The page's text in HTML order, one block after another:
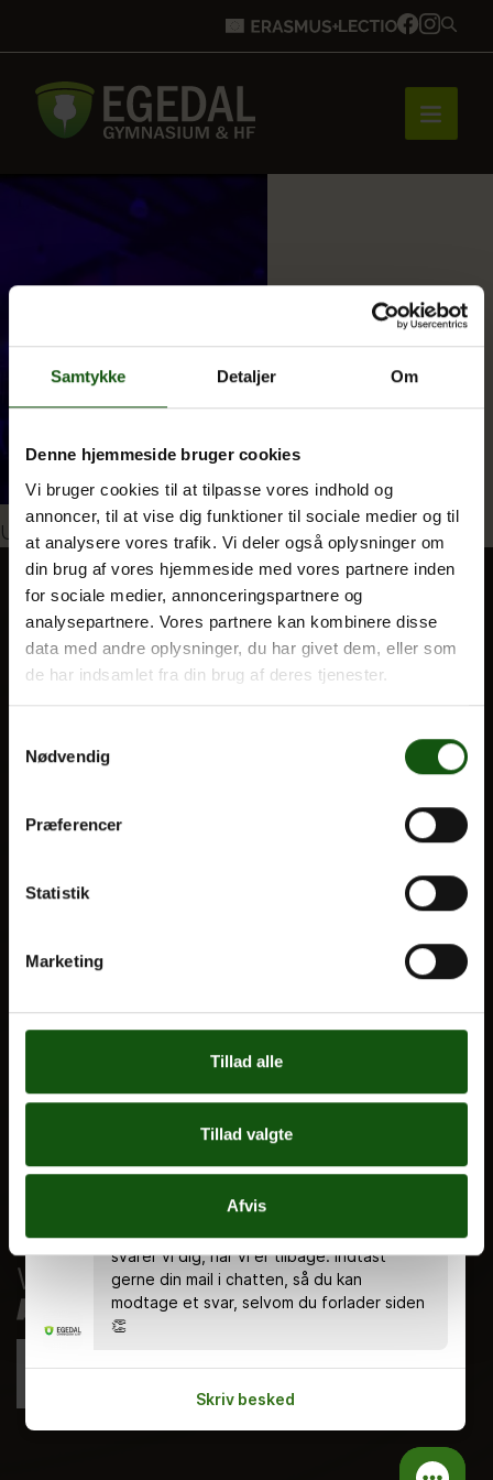
Samtykke Detaljer Om
Denne hjemmeside bruger cookies
Vi bruger cookies til at tilpasse vores indhold og
annoncer, til at vise dig funktioner til sociale medier og til
at analysere vores trafik. Vi deler også oplysninger om
din brug af vores hjemmeside med vores partnere inden
for sociale medier, annonceringspartnere og
analysepartnere. Vores partnere kan kombinere disse
data med andre oplysninger, du har givet dem, eller som
de har indsamlet fra din brug af deres tjenester.
Nødvendig
Præferencer
Statistik
Marketing
Tillad alle
Tillad valgte
Afvis
Forside
Vores uddannelser
Om E.G.
Indlægsnavigation
Udgivet i Super stemning og Emil Stabil
BLIV ELEV
Optagelse
Til forældre
VORES UDDANNELSER
HF
Kontakt
Tal og Oplysninger
Tilgængelighedserklæring
8.00 - 18.00 🤗 Du kan stadig skrive en
svarer vi dig, når vi er tilbage. Indtast
gerne din mail i chatten, så du kan
modtage et svar, selvom du forlader siden
👏
Skriv besked